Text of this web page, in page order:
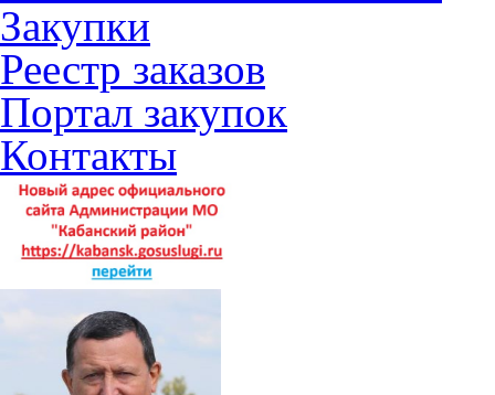
Закупки
Реестр заказов
Портал закупок
Контакты